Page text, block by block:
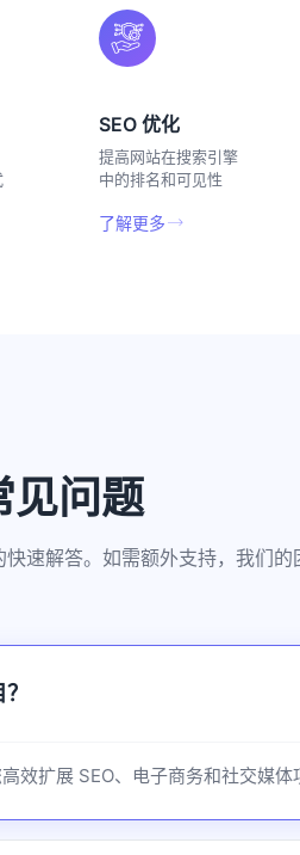
SEO 优化
提高网站在搜索引擎
中的排名和可见性
了解更多
见问题
速解答。如需额外支持，我们的
效扩展 SEO、电子商务和社交媒体